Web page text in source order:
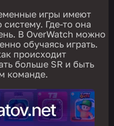
игры имеют
Где-то она
В OverWatch можно
обучаясь играть.
происходит
больше SR и быть
команде.